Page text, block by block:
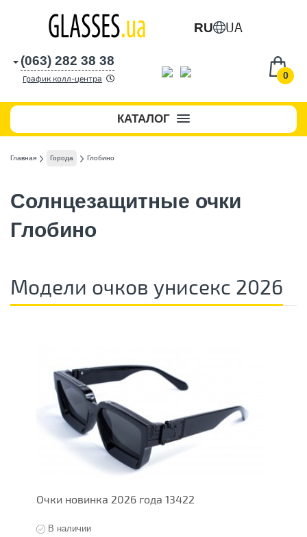
RU UA
0
(063) 282 38 38
График колл-центра
КАТАЛОГ
Главная Города Глобино
Солнцезащитные очки
Глобино
Модели очков унисекс 2026
Очки новинка 2026 года 13422
В наличии